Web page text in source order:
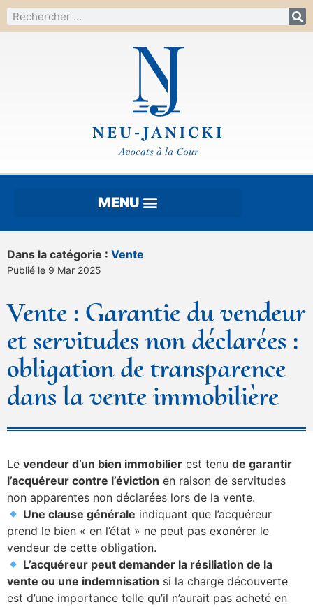
Dans la catégorie : Vente
Publié le 9 Mar 2025
Vente : Garantie du vendeur
et servitudes non déclarées :
obligation de transparence
dans la vente immobilière
Le vendeur d’un bien immobilier est tenu de garantir
l’acquéreur contre l’éviction en raison de servitudes
non apparentes non déclarées lors de la vente.
Une clause générale indiquant que l’acquéreur
prend le bien « en l’état » ne peut pas exonérer le
vendeur de cette obligation.
L’acquéreur peut demander la résiliation de la
vente ou une indemnisation si la charge découverte
est d’une importance telle qu’il n’aurait pas acheté en